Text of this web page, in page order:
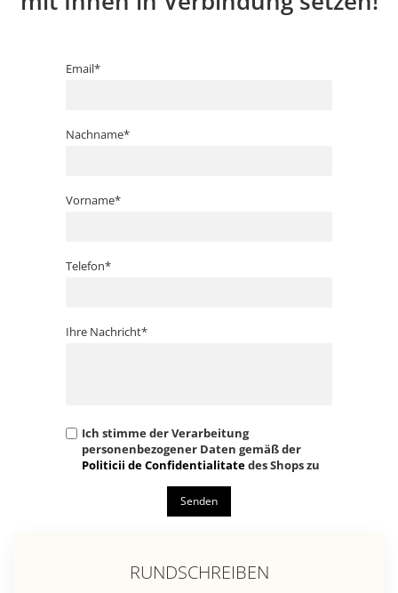
Email*
Nachname*
Vorname*
Telefon*
Ihre Nachricht*
Ich stimme der Verarbeitung
personenbezogener Daten gemäß der
Politicii de Confidentialitatedes Shops zu
Senden
RUNDSCHREIBEN